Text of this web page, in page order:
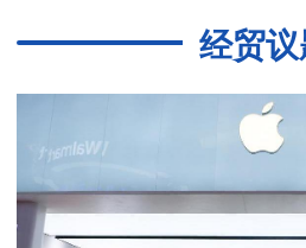
经贸